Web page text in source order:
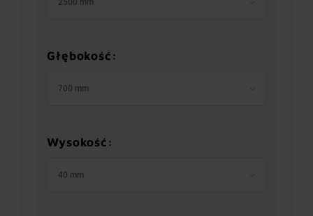
Głębokość:
700 mm
Wysokość:
40 mm